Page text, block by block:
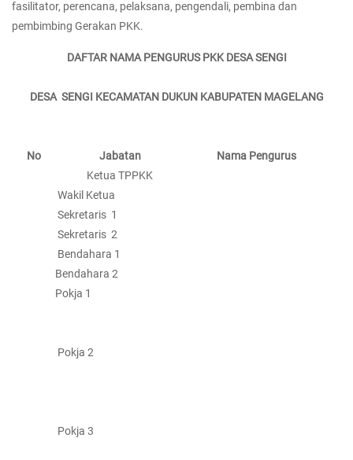
fasilitator, perencana, pelaksana, pengendali, pembina dan
pembimbing Gerakan PKK.
DAFTAR NAMA PENGURUS PKK DESA SENGI
DESA SENGI KECAMATAN DUKUN KABUPATEN MAGELANG
No Jabatan
Nama Pengurus
Ketua TPPKK
Wakil Ketua
Sekretaris 1
Sekretaris 2
Bendahara 1
Bendahara 2
Pokja 1
Pokja 2
Pokja 3